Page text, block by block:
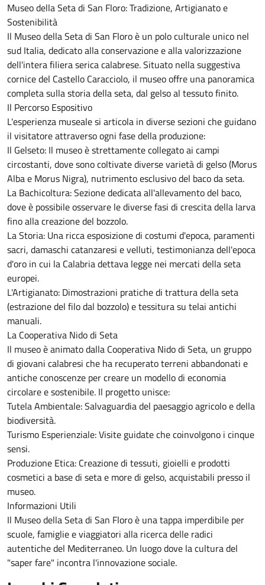
Museo della Seta di San Floro: Tradizione, Artigianato e
Sostenibilità
​Il Museo della Seta di San Floro è un polo culturale unico nel
sud Italia, dedicato alla conservazione e alla valorizzazione
dell'intera filiera serica calabrese. Situato nella suggestiva
cornice del Castello Caracciolo, il museo offre una panoramica
completa sulla storia della seta, dal gelso al tessuto finito.
​Il Percorso Espositivo
​L'esperienza museale si articola in diverse sezioni che guidano
il visitatore attraverso ogni fase della produzione:
​Il Gelseto: Il museo è strettamente collegato ai campi
circostanti, dove sono coltivate diverse varietà di gelso (Morus
Alba e Morus Nigra), nutrimento esclusivo del baco da seta.
​La Bachicoltura: Sezione dedicata all'allevamento del baco,
dove è possibile osservare le diverse fasi di crescita della larva
fino alla creazione del bozzolo.
​La Storia: Una ricca esposizione di costumi d'epoca, paramenti
sacri, damaschi catanzaresi e velluti, testimonianza dell'epoca
d'oro in cui la Calabria dettava legge nei mercati della seta
europei.
​L'Artigianato: Dimostrazioni pratiche di trattura della seta
(estrazione del filo dal bozzolo) e tessitura su telai antichi
manuali.
​La Cooperativa Nido di Seta
​Il museo è animato dalla Cooperativa Nido di Seta, un gruppo
di giovani calabresi che ha recuperato terreni abbandonati e
antiche conoscenze per creare un modello di economia
circolare e sostenibile. Il progetto unisce:
​Tutela Ambientale: Salvaguardia del paesaggio agricolo e della
biodiversità.
​Turismo Esperienziale: Visite guidate che coinvolgono i cinque
sensi.
​Produzione Etica: Creazione di tessuti, gioielli e prodotti
cosmetici a base di seta e more di gelso, acquistabili presso il
museo.
​Informazioni Utili
​Il Museo della Seta di San Floro è una tappa imperdibile per
scuole, famiglie e viaggiatori alla ricerca delle radici
autentiche del Mediterraneo. Un luogo dove la cultura del
"saper fare" incontra l'innovazione sociale.